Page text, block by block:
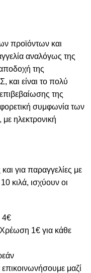
προϊόντων και
αναλόγως της
της
και είναι το πολύ
της
συμφωνία των
ηλεκτρονική
για παραγγελίες με
κιλά, ισχύουν οι
4€
1€ για κάθε
μαζί